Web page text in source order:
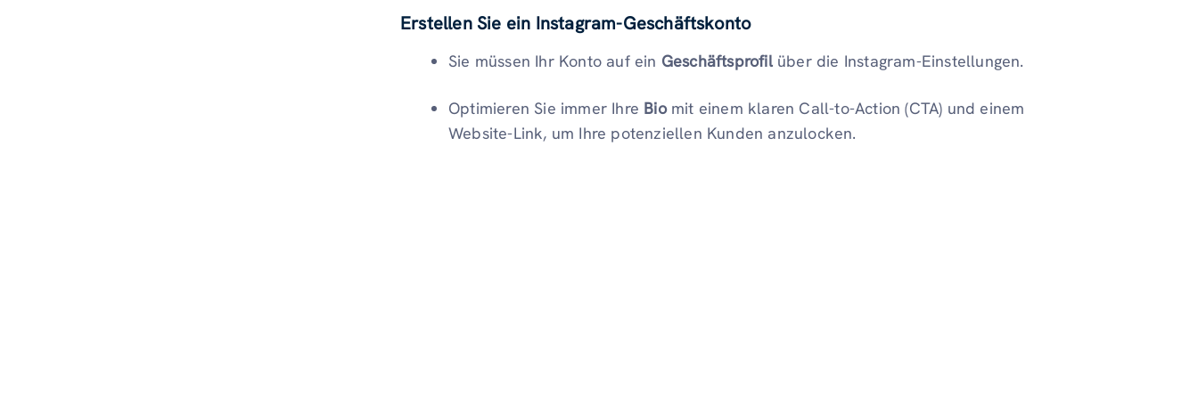
Erstellen Sie ein Instagram-Geschäftskonto
Sie müssen Ihr Konto auf ein Geschäftsprofilüber die Instagram-Einstellungen.
Optimieren Sie immer Ihre Biomit einem klaren Call-to-Action (CTA) und einem
Website-Link, um Ihre potenziellen Kunden anzulocken.